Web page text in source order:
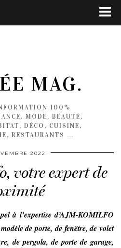
MAG.
100%
MODE, BEAUTÉ,
DÉCO, CUISINE,
RESTAURANTS …
2022
votre expert de
à l’expertise d’AJM-KOMILFO
de porte, de fenêtre, de volet
de pergola, de porte de garage,